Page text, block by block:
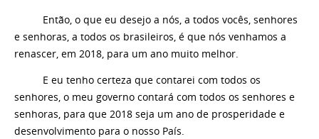
Então, o que eu desejo a nós, a todos vocês, senhores
e senhoras, a todos os brasileiros, é que nós venhamos a
renascer, em 2018, para um ano muito melhor.
E eu tenho certeza que contarei com todos os
senhores, o meu governo contará com todos os senhores e
senhoras, para que 2018 seja um ano de prosperidade e
desenvolvimento para o nosso País.